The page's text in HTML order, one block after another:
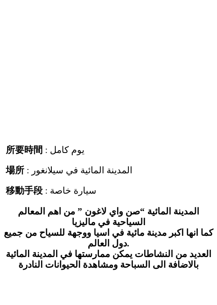
所要時間
: يوم كامل
場所
移動手段
: سيارة خاصة
المدينة المائية “صن واي لاغون ” من اهم المعالم
السياحية في ماليزيا
كما انها اكبر مدينة مائية في اسيا ووجهة للسياح من جميع
دول العالم.
العديد من النشاطات يمكن ممارستها في المدينة المائية
بالاضافة الى السباحة ومشاهدة الحيوانات النادرة